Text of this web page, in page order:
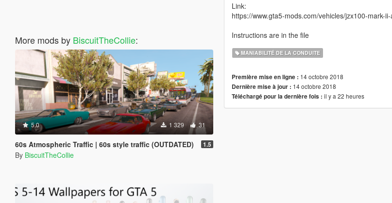
More mods by BiscuitTheCollie:
5.0 1 329 31
60s Atmospheric Traffic | 60s style traffic (OUTDATED) 1.5
By BiscuitTheCollie
Link:
https://www.gta5-mods.com/vehicles/jzx100-mark-
Instructions are in the file
MANIABILITÉ DE LA CONDUITE
Première mise en ligne : 14 octobre 2018
Dernière mise à jour : 14 octobre 2018
Téléchargé pour la dernière fois : il y a 22 heures